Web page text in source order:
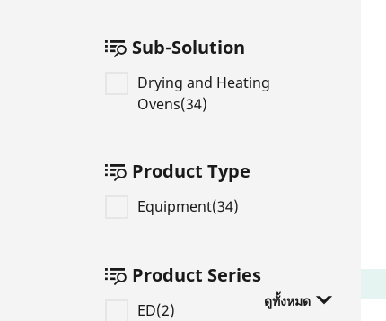
Sub-Solution
Drying and Heating
Ovens(34)
Product Type
Equipment(34)
Product Series
ดูทั้งหมด
ED(2)